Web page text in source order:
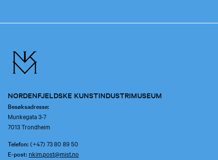
NORDENFJELDSKE KUNSTINDUSTRIMUSEUM
Besøksadresse:
Munkegata 3-7
7013 Trondheim
Telefon:(+47) 73 80 89 50
E-post: nkim.post@mist.no